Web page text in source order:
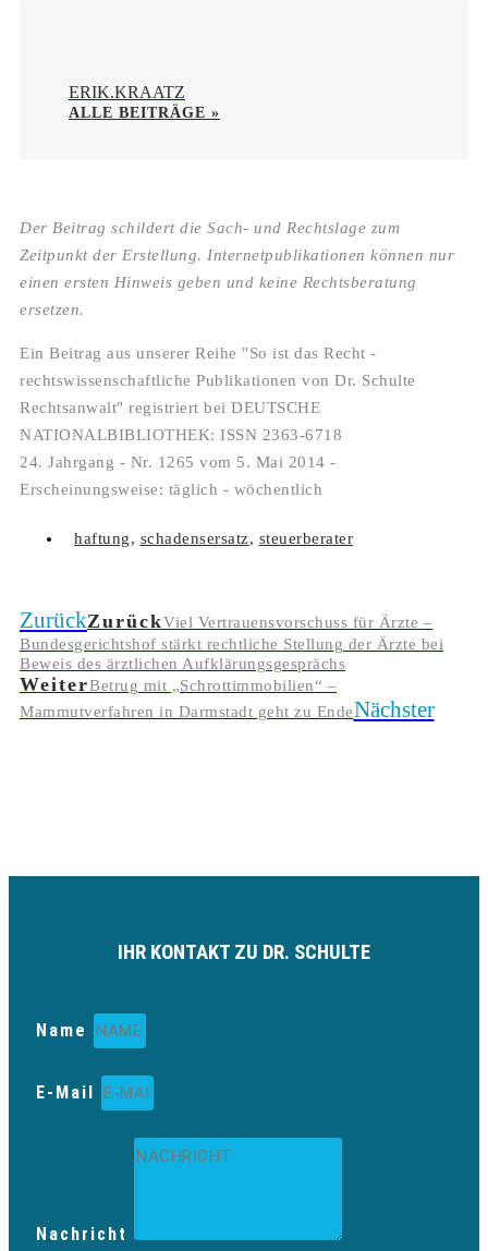
ERIK.KRAATZ
ALLE BEITRÄGE »
Der Beitrag schildert die Sach- und Rechtslage zum
Zeitpunkt der Erstellung. Internetpublikationen können nur
einen ersten Hinweis geben und keine Rechtsberatung
ersetzen.
Ein Beitrag aus unserer Reihe "So ist das Recht -
rechtswissenschaftliche Publikationen von Dr. Schulte
Rechtsanwalt" registriert bei DEUTSCHE
NATIONALBIBLIOTHEK: ISSN 2363-6718
24. Jahrgang - Nr. 1265 vom 5. Mai 2014 -
Erscheinungsweise: täglich - wöchentlich
haftung, schadensersatz, steuerberater
ZurückZurückViel Vertrauensvorschuss für Ärzte –
Bundesgerichtshof stärkt rechtliche Stellung der Ärzte bei
Beweis des ärztlichen Aufklärungsgesprächs
WeiterBetrug mit „Schrottimmobilien“ –
Mammutverfahren in Darmstadt geht zu EndeNächster
IHR KONTAKT ZU DR. SCHULTE
Name
E-Mail
Nachricht